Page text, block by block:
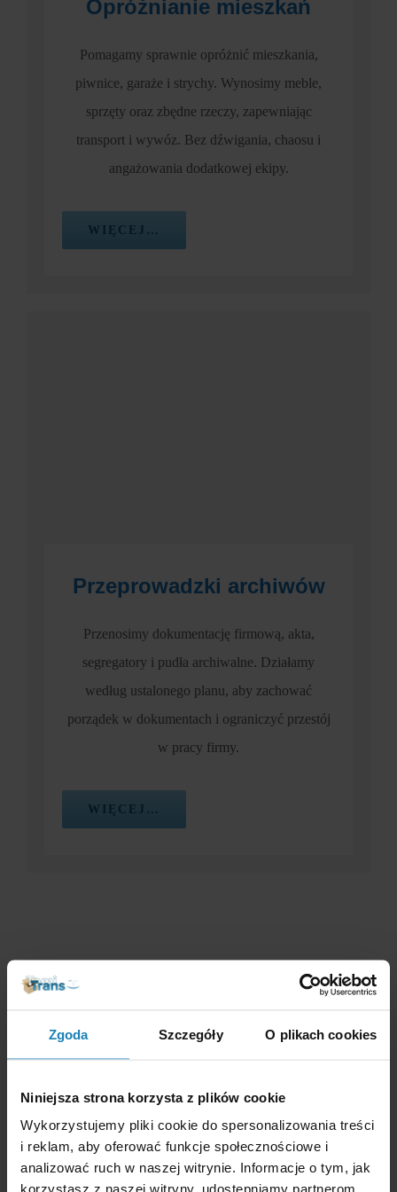
Zgoda Szczegóły O plikach cookies
Niniejsza strona korzysta z plików cookie
Wykorzystujemy pliki cookie do spersonalizowania treści
i reklam, aby oferować funkcje społecznościowe i
analizować ruch w naszej witrynie. Informacje o tym, jak
korzystasz z naszej witryny, udostępniamy partnerom
Opróżnianie mieszkań
Pomagamy sprawnie opróżnić mieszkania,
piwnice, garaże i strychy. Wynosimy meble,
sprzęty oraz zbędne rzeczy, zapewniając
transport i wywóz. Bez dźwigania, chaosu i
angażowania dodatkowej ekipy.
WIĘCEJ…
Przeprowadzki archiwów
Przenosimy dokumentację firmową, akta,
segregatory i pudła archiwalne. Działamy
według ustalonego planu, aby zachować
porządek w dokumentach i ograniczyć przestój
w pracy firmy.
WIĘCEJ…
Magazyn samoobsługowy self-
Oferujemy bezpieczne magazyny i czasowe
przechowywanie mienia. Gwarantujemy wysoki poziom
bezpieczeństwa i atrakcyjne ceny. Z naszych usług korzystają
klienci indywidualni oraz firmy.